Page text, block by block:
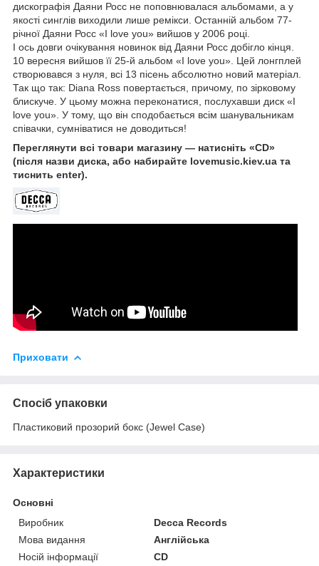
дискографія Даяни Росс не поповнювалася альбомами, а у
якості синглів виходили лише ремікси. Останній альбом 77-
річної Даяни Росс «I love you» вийшов у 2006 році.
І ось довги очікування новинок від Даяни Росс добігло кінця.
10 вересня вийшов її 25-й альбом «I love you». Цей лонгплей
створювався з нуля, всі 13 пісень абсолютно новий матеріал.
Так що так: Diana Ross повертається, причому, по зірковому
блискуче. У цьому можна переконатися, послухавши диск «I
love you». У тому, що він сподобається всім шанувальникам
співачки, сумніватися не доводиться!
Переглянути всі товари магазину — натисніть «CD»
(після назви диска, або набирайте lovemusic.kiev.ua та
тиснить enter).
Приховати
Спосіб упаковки
Пластиковий прозорий бокс (Jewel Case)
Характеристики
Основні
Виробник
Decca Records
Мова видання
Англійська
Носій інформації
CD